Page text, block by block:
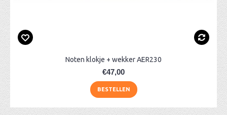
Noten klokje + wekker AER230
€47,00
BESTELLEN